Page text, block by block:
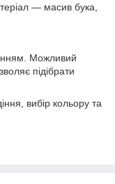
— масив бука,
Можливий
підібрати
вибір кольору та